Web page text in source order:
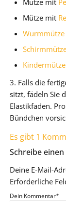
Mütze mit
Wurmmütze
Kindermütze
3. Falls die
sitzt, fädeln Sie
Elastikfaden.
Bündchen
Es gibt 1
Schreibe
Deine E-Mail-
Erforderliche
Dein Kommentar*